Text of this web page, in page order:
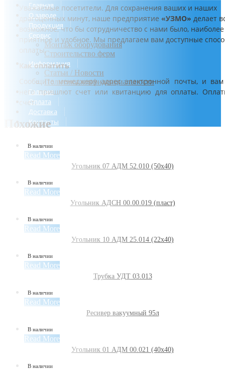
Главная
О заводе
Продукция
Сервис
Монтаж оборудования
Строительство ферм
Информация
Статьи / Новости
Политика конфиденциальности
Галерея
Оплата
Доставка
Контакты
Уважаемые посетители. Для сохранения ваших и наших
драгоценных минут, наше предприятие «УЗМО» делает
возможное, что бы сотрудничество с нами было, наиболее
приятное и удобное. Мы предлагаем вам доступные
оплаты.
Как оплатить
Сообщите менеджеру адрес электронной почты, и
него пришлют счет или квитанцию для оплаты.
счет.
Похожие
В наличии
Read More
Угольник 07 АДМ 52.010 (50х40)
В наличии
Read More
Угольник АДСН 00.00.019 (пласт)
В наличии
Read More
Угольник 10 АДМ 25.014 (22х40)
В наличии
Read More
Трубка УДТ 03.013
В наличии
Read More
Ресивер вакуумный 95л
В наличии
Read More
Угольник 01 АДМ 00.021 (40х40)
В наличии